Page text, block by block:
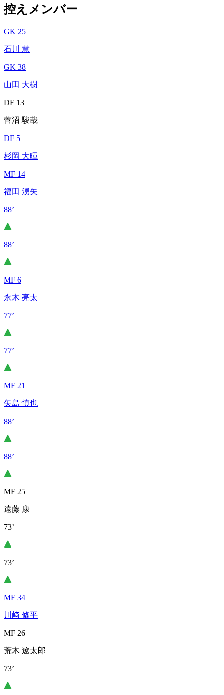
控えメンバー
GK 25
石川 慧
GK 38
山田 大樹
DF 13
菅沼 駿哉
DF 5
杉岡 大暉
MF 14
福田 湧矢
88’
88’
MF 6
永木 亮太
77’
77’
MF 21
矢島 慎也
88’
88’
MF 25
遠藤 康
73’
73’
MF 34
川﨑 修平
MF 26
荒木 遼太郎
73’